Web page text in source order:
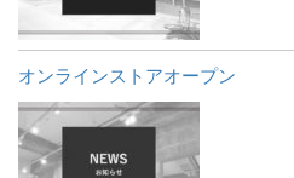
オンラインストアオープン